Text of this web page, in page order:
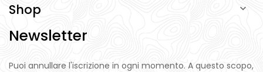
Shop 
Newsletter
Puoi annullare l'iscrizione in ogni momento. A questo scopo,